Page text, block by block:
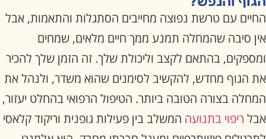
החיים עם טרשת נפוצה מחייבים הסתגלות והתאמות, אבל
אין סיבה שהמחלה תמנע ממך חיים מלאים, שמחים
ומספקים, בהתאם לקצב וליכולת שלך. זה הזמן שלך להכיר
את הגוף מחדש, להקשיב לסימנים שהוא משדר, ולנהל את
המחלה בצורה הטובה ביותר. הטיפול הרפואי בהחלט יעזור,
אבל ריפוי בתנועה המשלב בין פעילות גופנית וריקוד קלאסי